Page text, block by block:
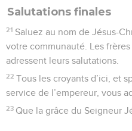
Après ses habituelles
prière (1.1-11), l’*apôtre
Christ (1.12-23). Suit une
personnels pour
l’œuvre du Christ (2.6-19) :
trouve la « plénitude » que
promettaient aux Colossiens.